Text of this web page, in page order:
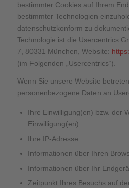
bestimmter Cookies auf Ihrem
bestimmter Technologien
datenschutzkonform zu
Technologie ist die Usercentrics
7, 80331 München, Website:
(im Folgenden „Usercentrics“).
Wenn Sie unsere Website
personenbezogene Daten an
Ihre Einwilligung(en) bzw. der
Einwilligung(en)
Ihre IP-Adresse
Informationen über Ihren
Informationen über Ihr
Zeitpunkt Ihres Besuchs auf